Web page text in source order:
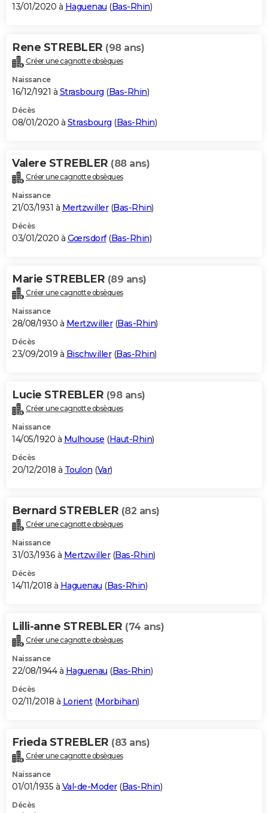
13/01/2020 à Haguenau (Bas-Rhin)
Rene STREBLER (98 ans)
Créer une cagnotte obsèques
Naissance
16/12/1921 à Strasbourg (Bas-Rhin)
Décès
08/01/2020 à Strasbourg (Bas-Rhin)
Valere STREBLER (88 ans)
Créer une cagnotte obsèques
Naissance
21/03/1931 à Mertzwiller(Bas-Rhin)
Décès
03/01/2020 à Gœrsdorf(Bas-Rhin)
Marie STREBLER (89 ans)
Créer une cagnotte obsèques
Naissance
28/08/1930 à Mertzwiller(Bas-Rhin)
Décès
23/09/2019 à Bischwiller(Bas-Rhin)
Lucie STREBLER (98 ans)
Créer une cagnotte obsèques
Naissance
14/05/1920 à Mulhouse (Haut-Rhin)
Décès
20/12/2018 à Toulon (Var)
Bernard STREBLER (82 ans)
Créer une cagnotte obsèques
Naissance
31/03/1936 à Mertzwiller(Bas-Rhin)
Décès
14/11/2018 à Haguenau (Bas-Rhin)
Lilli-anne STREBLER (74 ans)
Créer une cagnotte obsèques
Naissance
22/08/1944 à Haguenau (Bas-Rhin)
Décès
02/11/2018 à Lorient(Morbihan)
Frieda STREBLER (83 ans)
Créer une cagnotte obsèques
Naissance
01/01/1935 à Val-de-Moder(Bas-Rhin)
Décès